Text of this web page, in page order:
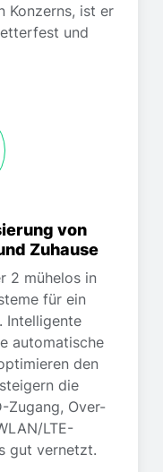
Konzerns, ist er
und
von
Zuhause
2 mühelos in
für ein
Intelligente
automatische
den
die
Zugang, Over-
LTE-
gut vernetzt.